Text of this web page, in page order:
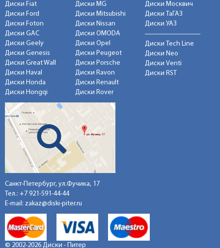
Диски Fiat
Диски Ford
Диски Foton
Диски GAC
Диски Geely
Диски Genesis
Диски Great Wall
Диски Haval
Диски Honda
Диски Hongqi
Диски MG
Диски Mitsubishi
Диски Nissan
Диски OMODA
Диски Opel
Диски Peugeot
Диски Porsche
Диски Ravon
Диски Renault
Диски Rover
Диски Москвич
Диски ТаГАЗ
Диски УАЗ
Диски Tech Line
Диски Neo
Диски Venti
Диски RST
Санкт-Петербург, ул.Фучика, 17
Тел.: +7 921-591-44-44
E-mail: zakaz@diski-piter.ru
© 2002-2026 Диски - Питер